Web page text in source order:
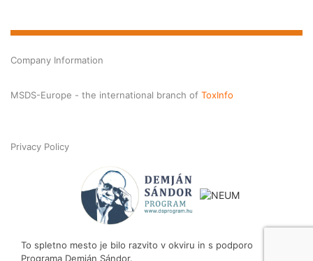
Company Information
MSDS-Europe - the international branch of ToxInfo
Privacy Policy
To spletno mesto je bilo razvito v okviru in s podporo
Programa Demján Sándor.